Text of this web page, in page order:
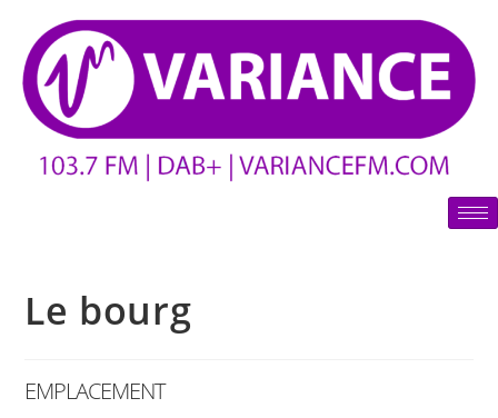
Le bourg
EMPLACEMENT